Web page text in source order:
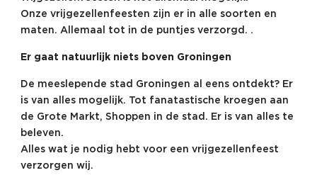
Onze vrijgezellenfeesten zijn er in alle soorten en
maten. Allemaal tot in de puntjes verzorgd. .
Er gaat natuurlijk niets boven Groningen
De meeslepende stad Groningen al eens ontdekt? Er
is van alles mogelijk. Tot fanatastische kroegen aan
de Grote Markt, Shoppen in de stad. Er is van alles te
beleven.
Alles wat je nodig hebt voor een vrijgezellenfeest
verzorgen wij.